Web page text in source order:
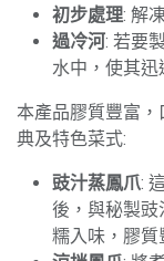
初步處理: 解
過冷河: 若要
水中，使其迅
本產品膠質豐富
典及特色菜式:
豉汁蒸鳳爪:
後，與秘製豉
糯入味，膠質